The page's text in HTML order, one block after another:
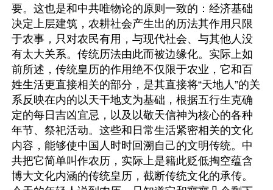
要。这也是和中共唯物论的原则一致的：经济基础
决定上层建筑，农耕社会产生出的历法其作用只限
于农事，只对农民有用，与现代社会、与其他人没
有太大关系。传统历法由此而被边缘化。实际上如
前所述，传统皇历的作用绝不仅限于农业，它和百
姓生活更直接相关的部分，是其直接将“天地人”的关
系反映在内的以天干地支为基础，根据五行生克确
定的每日吉凶宜忌，以及以敬天信神为核心的各种
年节、祭祀活动。这些和日常生活紧密相关的文化
内容，能够使中国人时时回溯自己的文明传统。中
共把它简单叫作农历，实际上是籍此贬低掏空蕴含
博大文化内涵的传统皇历，截断传统文化的承传。